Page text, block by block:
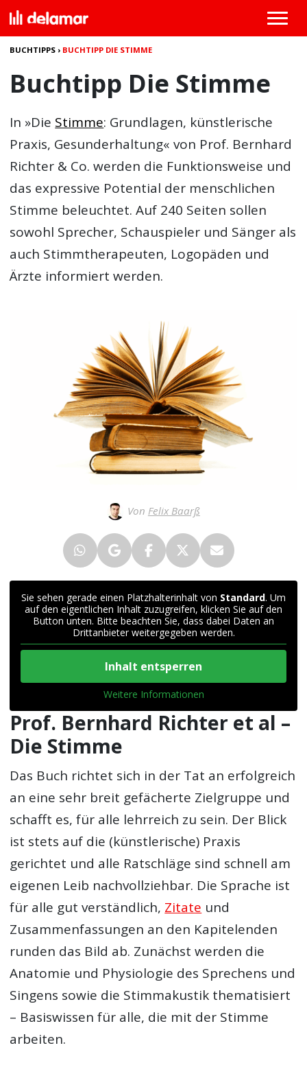
BUCHTIPPS › BUCHTIPP DIE STIMME
Buchtipp Die Stimme
In »Die Stimme: Grundlagen, künstlerische
Praxis, Gesunderhaltung« von Prof. Bernhard
Richter & Co. werden die Funktionsweise und
das expressive Potential der menschlichen
Stimme beleuchtet. Auf 240 Seiten sollen
sowohl Sprecher, Schauspieler und Sänger als
auch Stimmtherapeuten, Logopäden und
Ärzte informiert werden.
Von Felix Baarß
Sie sehen gerade einen Platzhalterinhalt von Standard. Um
auf den eigentlichen Inhalt zuzugreifen, klicken Sie auf den
Button unten. Bitte beachten Sie, dass dabei Daten an
Drittanbieter weitergegeben werden.
Inhalt entsperren
Weitere Informationen
Prof. Bernhard Richter et al –
Die Stimme
Das Buch richtet sich in der Tat an erfolgreich
an eine sehr breit gefächerte Zielgruppe und
schafft es, für alle lehrreich zu sein. Der Blick
ist stets auf die (künstlerische) Praxis
gerichtet und alle Ratschläge sind schnell am
eigenen Leib nachvollziehbar. Die Sprache ist
für alle gut verständlich, Zitate und
Zusammenfassungen an den Kapitelenden
runden das Bild ab. Zunächst werden die
Anatomie und Physiologie des Sprechens und
Singens sowie die Stimmakustik thematisiert
– Basiswissen für alle, die mit der Stimme
arbeiten.